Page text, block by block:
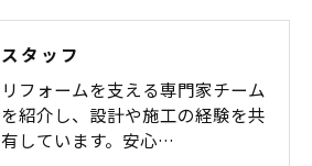
スタッフ
リフォームを支える専門家チーム
を紹介し、設計や施工の経験を共
有しています。安心…